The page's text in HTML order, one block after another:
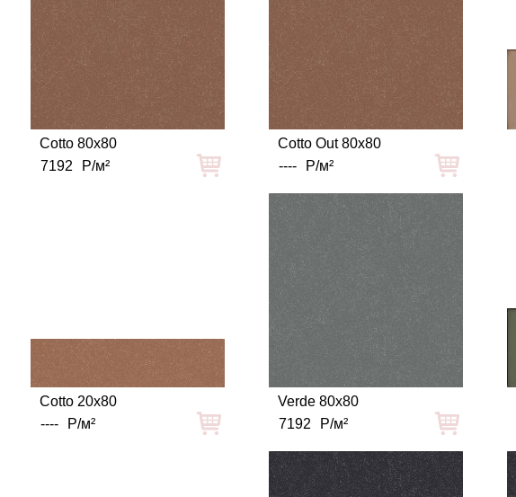
Cotto 80x80
7192
Р/м²
Cotto Out 80x80
----
Р/м²
Cotto 20x80
----
Р/м²
Verde 80x80
7192
Р/м²